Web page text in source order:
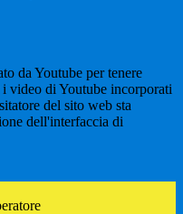
da Youtube per tenere
video di Youtube incorporati
del sito web sta
dell'interfaccia di